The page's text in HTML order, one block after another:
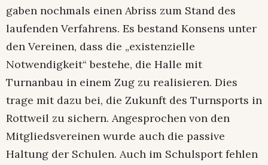
gaben nochmals einen Abriss zum Stand des
laufenden Verfahrens. Es bestand Konsens unter
den Vereinen, dass die „existenzielle
Notwendigkeit“ bestehe, die Halle mit
Turnanbau in einem Zug zu realisieren. Dies
trage mit dazu bei, die Zukunft des Turnsports in
Rottweil zu sichern. Angesprochen von den
Mitgliedsvereinen wurde auch die passive
Haltung der Schulen. Auch im Schulsport fehlen